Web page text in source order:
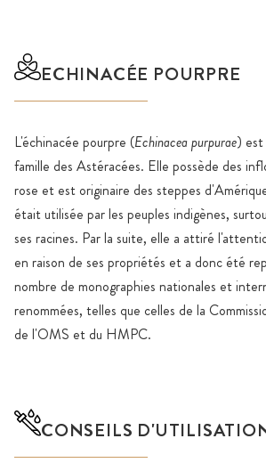
ECHINACÉE POURPRE
L'échinacée pourpre (Echinacea purpurae) est
famille des Astéracées. Elle possède des
rose et est originaire des steppes
était utilisée par les peuples indigènes,
ses racines. Par la suite, elle a attiré
en raison de ses propriétés et a donc été
nombre de monographies nationales et
renommées, telles que celles de la
de l'OMS et du HMPC.
CONSEILS